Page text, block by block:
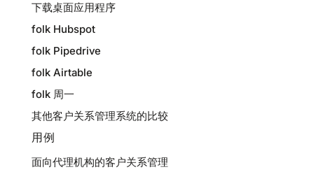
下载桌面应用程序
folk Hubspot
folk Pipedrive
folk Airtable
folk 周一
其他客户关系管理系统的比较
用例
面向代理机构的客户关系管理